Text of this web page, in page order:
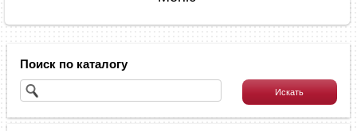
Поиск по каталогу